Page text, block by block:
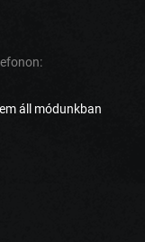
áll módunkban